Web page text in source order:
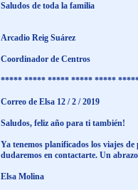
Saludos de toda la familia
Arcadio Reig Suárez
Coordinador de Centros
***** ***** ***** ***** *****
Correo de Elsa 12 / 2 / 2019
Saludos, feliz año para ti también!
Ya tenemos planificados los viajes
dudaremos en contactarte. Un
Elsa Molina